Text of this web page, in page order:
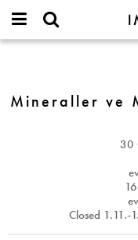
IMAGINARY
open
username
**Matematik
Mineraller ve
30
Closed